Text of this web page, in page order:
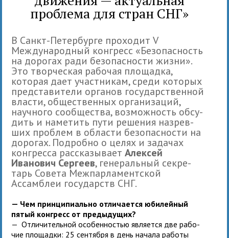
проблема для стран СНГ»
В Санкт-Петербурге про­хо­дит V
Международ­ный кон­гресс «Безопасность
на доро­гах ради без­опас­но­сти жизни».
Это твор­че­ская рабо­чая пло­щадка,
которая дает участникам, среди которых
представители органов государственной
власти, общественных организаций,
научного сообщества, воз­мож­ность обсу­
дить и наме­тить пути реше­ния назрев­
ших про­блем в обла­сти без­опас­но­сти на
доро­гах. Подробно о целях и зада­чах
конгресса рас­ска­зы­ваетАлексей
Иванович Сергеев, гене­раль­ный сек­ре­
тарь Совета Межпарламент­ской
Ассамблеи госу­дарств СНГ.
— Чем прин­ци­пи­ально отли­ча­ется юби­лей­ный
пятый кон­гресс от предыдущих?
— Отличитель­ной осо­бен­но­стью явля­ется две рабо­
чие площадки: 25 сен­тября в день начала работы